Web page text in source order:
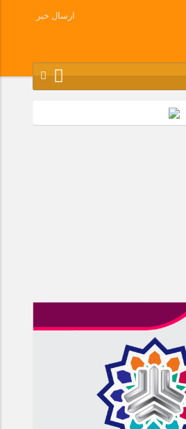
ارسال خبر